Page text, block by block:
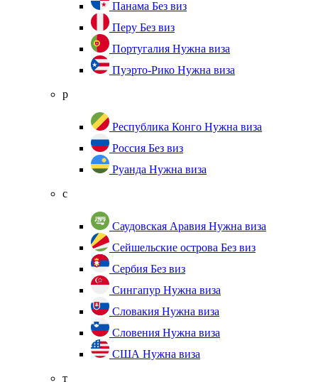
Панама Без виз
Перу Без виз
Португалия Нужна виза
Пуэрто-Рико Нужна виза
р
Республика Конго Нужна виза
Россия Без виз
Руанда Нужна виза
с
Саудовская Аравия Нужна виза
Сейшельские острова Без виз
Сербия Без виз
Сингапур Нужна виза
Словакия Нужна виза
Словения Нужна виза
США Нужна виза
т